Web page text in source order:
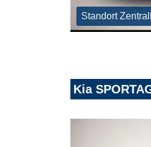
Standort
Kia